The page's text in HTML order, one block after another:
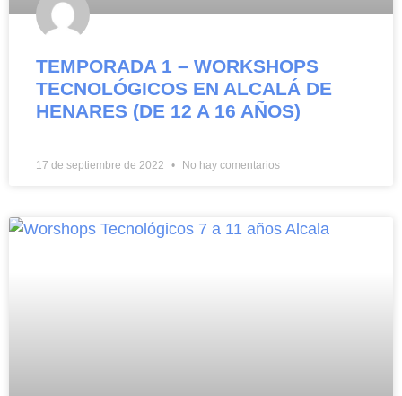
TEMPORADA 1 – WORKSHOPS
TECNOLÓGICOS EN ALCALÁ DE
HENARES (DE 12 A 16 AÑOS)
17 de septiembre de 2022 No hay comentarios